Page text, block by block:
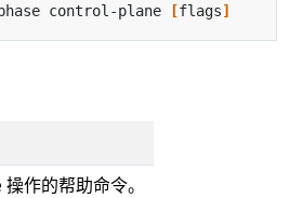
control-plane [flags]
作的帮助命令。